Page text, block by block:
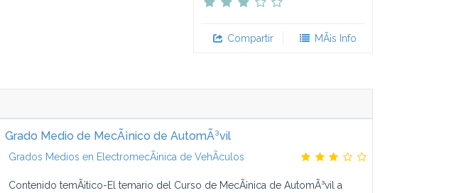
Compartir MÃ¡s Info
Grado Medio de MecÃ¡nico de AutomÃ³vil
Grados Medios en ElectromecÃ¡nica de VehÃ­culos
Contenido temÃ¡tico-El temario del Curso de MecÃ¡nica de AutomÃ³vil a